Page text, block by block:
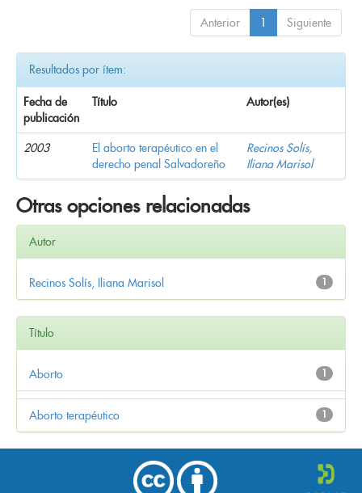
Anterior 1 Siguiente
Resultados por ítem:
Fecha de
publicación
Título Autor(es)
2003
El aborto terapéutico en el
derecho penal Salvadoreño
Recinos Solís,
Iliana Marisol
Otras opciones relacionadas
Autor
1
Recinos Solís, Iliana Marisol
Título
1
Aborto
1
Aborto terapéutico